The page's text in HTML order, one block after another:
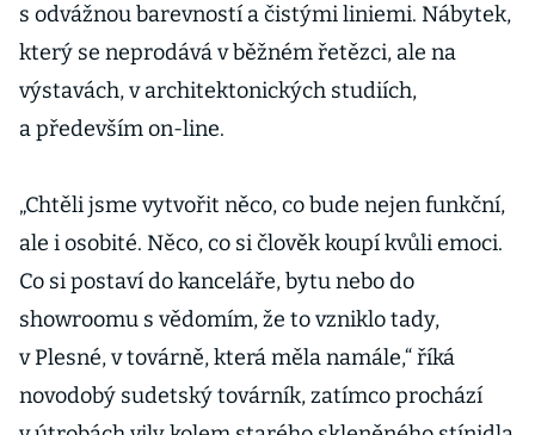
s odvážnou barevností a čistými liniemi. Nábytek,
který se neprodává v běžném řetězci, ale na
výstavách, v architektonických studiích,
a především on-line.
„Chtěli jsme vytvořit něco, co bude nejen funkční,
ale i osobité. Něco, co si člověk koupí kvůli emoci.
Co si postaví do kanceláře, bytu nebo do
showroomu s vědomím, že to vzniklo tady,
v Plesné, v továrně, která měla namále,“ říká
novodobý sudetský továrník, zatímco prochází